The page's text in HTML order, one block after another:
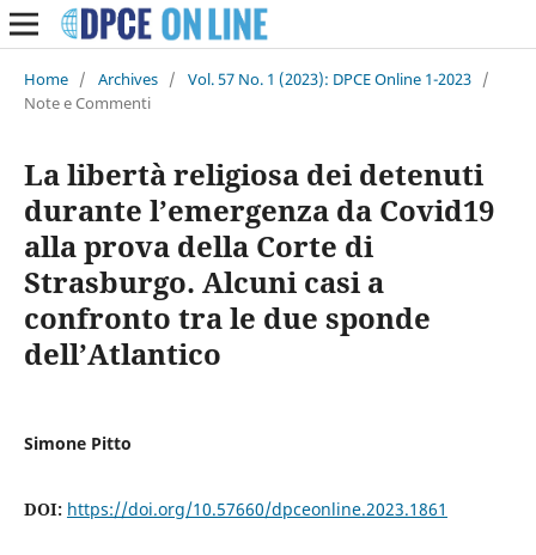
Home / Archives / Vol. 57 No. 1 (2023): DPCE Online 1-2023 /
Note e Commenti
La libertà religiosa dei detenuti
durante l’emergenza da Covid19
alla prova della Corte di
Strasburgo. Alcuni casi a
confronto tra le due sponde
dell’Atlantico
Simone Pitto
DOI: https://doi.org/10.57660/dpceonline.2023.1861